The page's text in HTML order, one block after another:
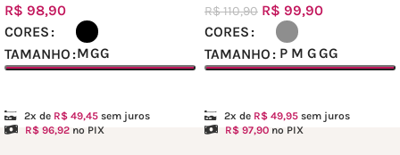
R$ 98,90
CORES
TAMANHO MGG
2x de R$ 49,45 sem juros
R$ 96,92 no PIX
R$110,90 R$ 99,90
CORES
TAMANHO
P M GGG
2x de R$ 49,95 sem juros
R$ 97,90 no PIX